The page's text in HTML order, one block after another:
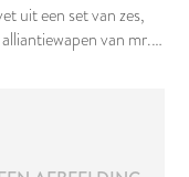
uit een set van zes,
van mr.